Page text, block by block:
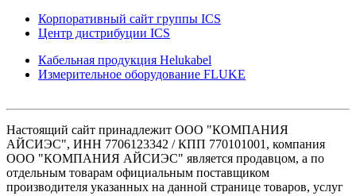
Корпоративный сайт группы ICS
Центр дистрибуции ICS
Кабельная продукция Helukabel
Измерительное оборудование FLUKE
Настоящий сайт принадлежит ООО "КОМПАНИЯ
АЙСИЭС", ИНН 7706123342 / КПП 770101001, компания
ООО "КОМПАНИЯ АЙСИЭС" является продавцом, а по
отдельным товарам официальным поставщиком
производителя указанных на данной странице товаров, услуг